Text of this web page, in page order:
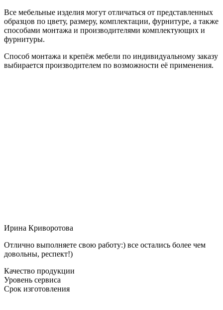
Все мебельные изделия могут отличаться от представленных
образцов по цвету, размеру, комплектации, фурнитуре, а также
способами монтажа и производителями комплектующих и
фурнитуры.
Способ монтажа и крепёж мебели по индивидуальному заказу
выбирается производителем по возможности её применения.
Ирина Криворотова
Отлично выполняете свою работу:) все остались более чем
довольны, респект!)
Качество продукции
Уровень сервиса
Срок изготовления